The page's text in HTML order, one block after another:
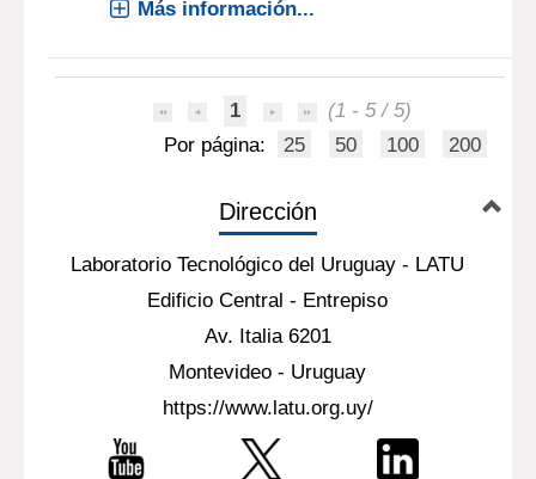
Más información...
1
(1 - 5 / 5)
Por página:
25 50 100 200
Dirección
Laboratorio Tecnológico del Uruguay - LATU
Edificio Central - Entrepiso
Av. Italia 6201
Montevideo - Uruguay
https://www.latu.org.uy/